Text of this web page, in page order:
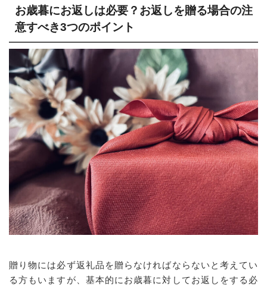
お歳暮にお返しは必要？お返しを贈る場合の注
意すべき3つのポイント
贈り物には必ず返礼品を贈らなければならないと考えてい
る方もいますが、基本的にお歳暮に対してお返しをする必